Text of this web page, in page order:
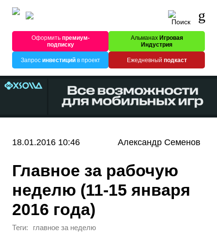
Оформитьпремиум-
подписку
Альманах Игровая
Индустрия
Запрос инвестицийв проект Ежедневный подкаст
18.01.2016 10:46 Александр Семенов
Главное за рабочую
неделю (11-15 января
2016 года)
Теги: главное за неделю